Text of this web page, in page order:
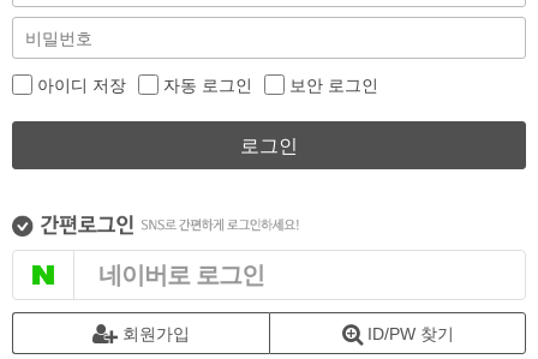
아이디 저장 자동 로그인 보안 로그인
로그인
네이버로 로그인
회원가입 ID/PW 찾기